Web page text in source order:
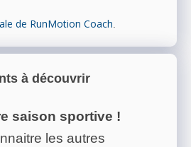
de RunMotion Coach.
à découvrir
saison sportive !
les autres